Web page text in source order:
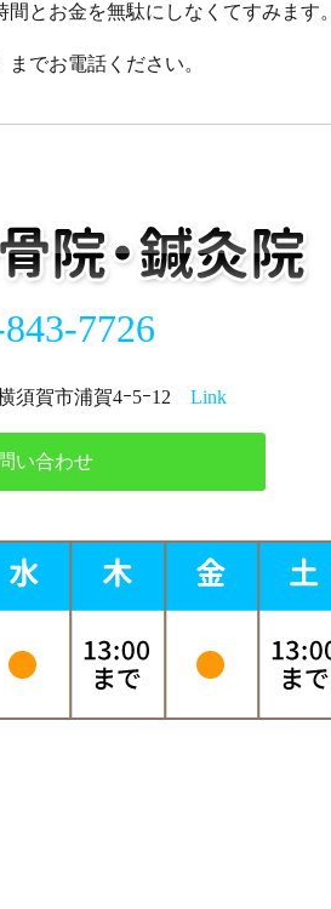
とお金を無駄にしなくてすみます。
でお電話ください。
7726
須賀市浦賀4ｰ5ｰ12 Link
い合わせ